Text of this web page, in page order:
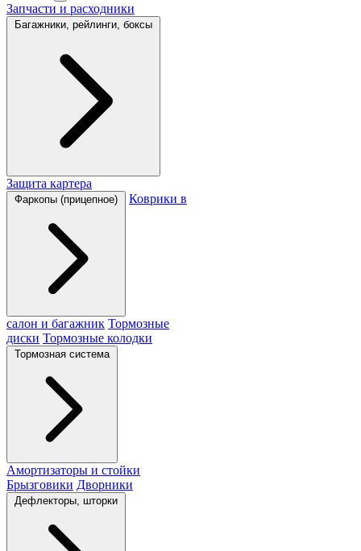
Запчасти и расходники
Багажники, рейлинги, боксы
Защита картера
Фаркопы (прицепное) Коврики в
салон и багажник Тормозные
диски Тормозные колодки
Тормозная система
Амортизаторы и стойки
Брызговики Дворники
Дефлекторы, шторки